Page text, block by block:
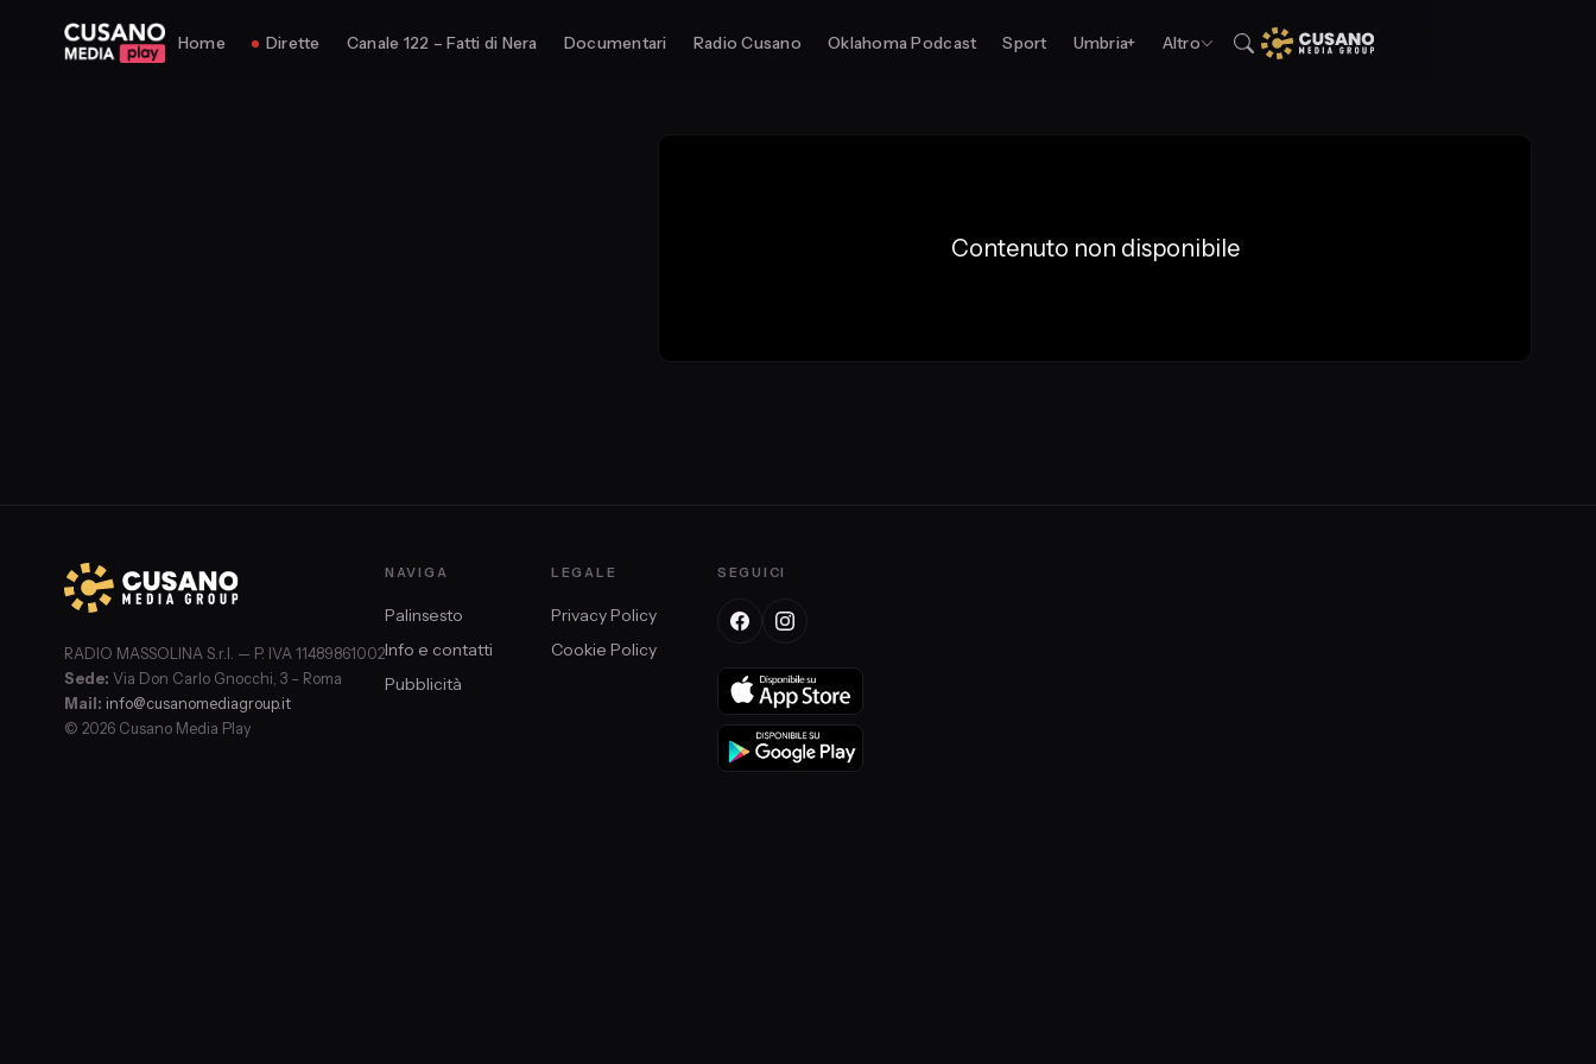
Home Dirette Canale 122 – Fatti di Nera Documentari Radio Cusano Oklahoma Podcast Sport Umbria+ Altro
Contenuto non disponibile
RADIO MASSOLINA S.r.l. — P. IVA 11489861002
Sede: Via Don Carlo Gnocchi, 3 – Roma
Mail: info@cusanomediagroup.it
© 2026 Cusano Media Play
NAVIGA
Palinsesto
Info e contatti
Pubblicità
LEGALE
Privacy Policy
Cookie Policy
SEGUICI